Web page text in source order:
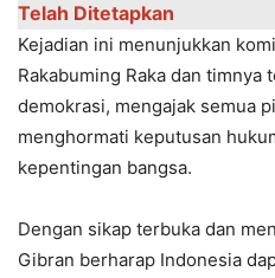
Telah Ditetapkan
Kejadian ini menunjukkan
Rakabuming Raka dan
demokrasi, mengajak semua
menghormati keputusan
kepentingan bangsa.
Dengan sikap terbuka dan
Gibran berharap Indonesia